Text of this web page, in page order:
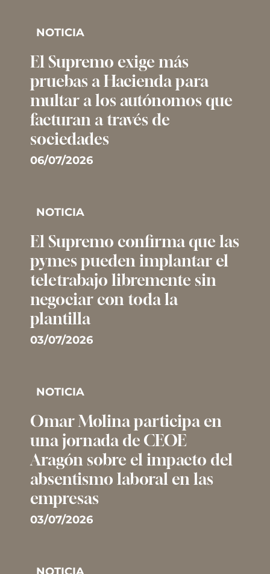
NOTICIA
El Supremo exige más
pruebas a Hacienda para
multar a los autónomos que
facturan a través de
sociedades
06/07/2026
NOTICIA
El Supremo confirma que las
pymes pueden implantar el
teletrabajo libremente sin
negociar con toda la
plantilla
03/07/2026
NOTICIA
Omar Molina participa en
una jornada de CEOE
Aragón sobre el impacto del
absentismo laboral en las
empresas
03/07/2026